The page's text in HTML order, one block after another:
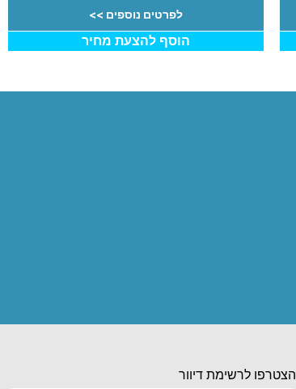
לפרטים נוספים >>
הוסף להצעת מחיר
הצטרפו לרשימת דיוור